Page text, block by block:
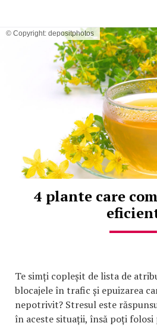
© Copyright: depositphotos
4 plante care
Te simți copleșit de lista de
blocajele în trafic și epuizarea
nepotrivit? Stresul este
în aceste situații, însă poți